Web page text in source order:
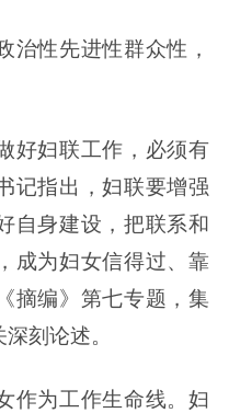
性先进性群众性，
妇联工作，必须有
记指出，妇联要增强
自身建设，把联系和
成为妇女信得过、靠
摘编》第七专题，集
刻论述。
为工作生命线。妇